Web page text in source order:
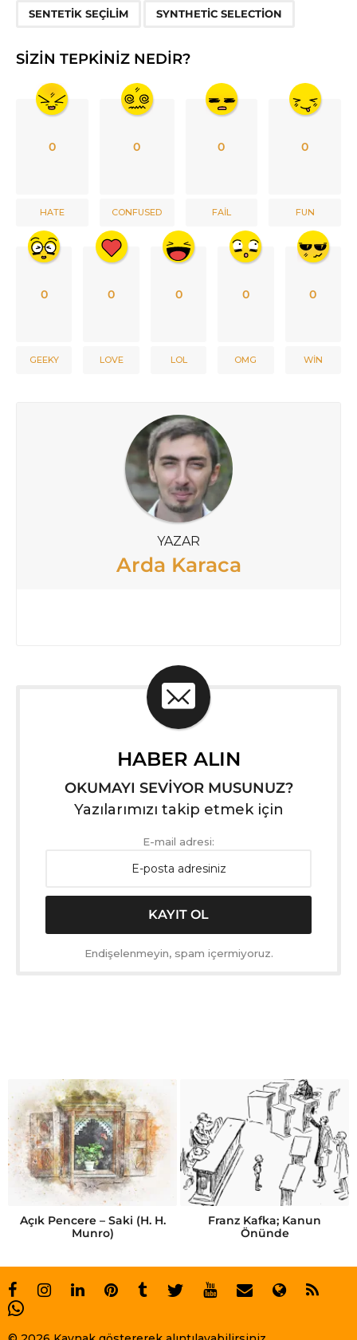
SENTETIK SEÇILIM SYNTHETIC SELECTION
SIZIN TEPKINIZ NEDIR?
0
HATE
0
CONFUSED
0
FAIL
0
FUN
0
GEEKY
0
LOVE
0
LOL
0
OMG
0
WIN
YAZAR
Arda Karaca
HABER ALIN
OKUMAYI SEVİYOR MUSUNUZ?
Yazılarımızı takip etmek için
E-mail adresi:
Endişelenmeyin, spam içermiyoruz.
Açık Pencere – Saki (H. H.
Munro)
Franz Kafka; Kanun
Önünde